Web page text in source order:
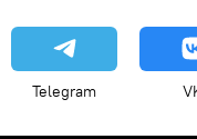
Telegram